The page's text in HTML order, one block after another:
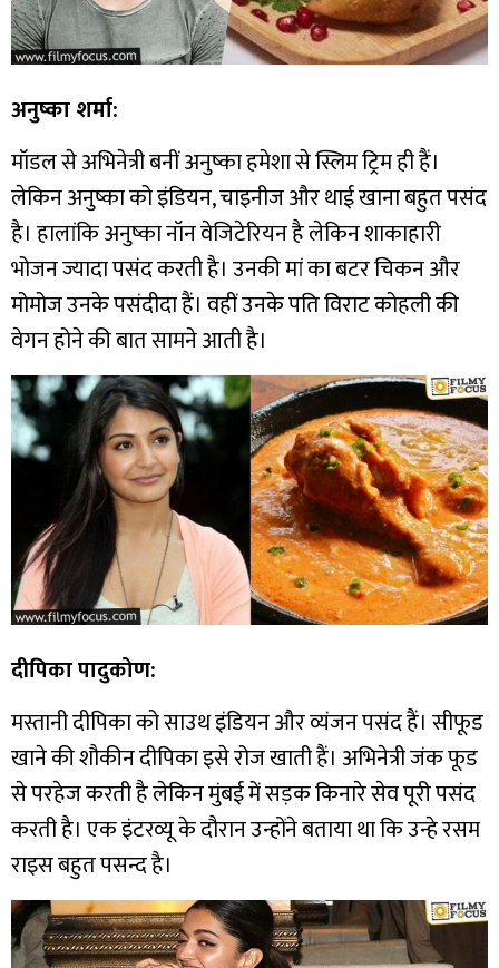
अनुष्का शर्मा:
मॉडल से अभिनेत्री बनीं अनुष्का हमेशा से स्लिम ट्रिम ही हैं।
लेकिन अनुष्का को इंडियन, चाइनीज और थाई खाना बहुत पसंद
है। हालांकि अनुष्का नॉन वेजिटेरियन है लेकिन शाकाहारी
भोजन ज्यादा पसंद करती है। उनकी मां का बटर चिकन और
मोमोज उनके पसंदीदा हैं। वहीं उनके पति विराट कोहली की
वेगन होने की बात सामने आती है।
दीपिका पादुकोण:
मस्तानी दीपिका को साउथ इंडियन और व्यंजन पसंद हैं। सीफूड
खाने की शौकीन दीपिका इसे रोज खाती हैं। अभिनेत्री जंक फूड
से परहेज करती है लेकिन मुंबई में सड़क किनारे सेव पूरी पसंद
करती है। एक इंटरव्यू के दौरान उन्होंने बताया था कि उन्हे रसम
राइस बहुत पसन्द है।